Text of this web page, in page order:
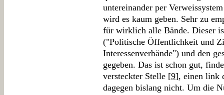
untereinander per
wird es kaum geben. Sehr zu
für wirklich alle Bände. Dieser
("Politische Öffentlichkeit und
Interessenverbände") und den
gegeben. Das ist schon gut,
versteckter Stelle [9], einen link
dagegen bislang nicht. Um die